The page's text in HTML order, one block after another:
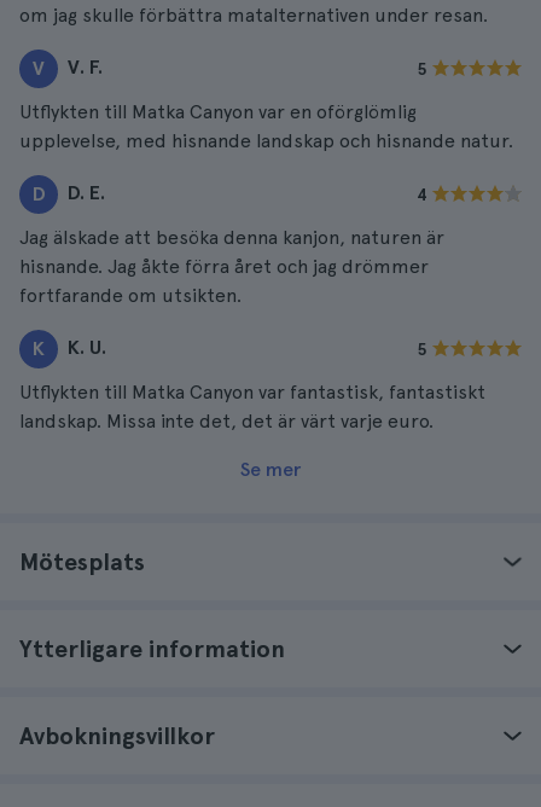
om jag skulle förbättra matalternativen under resan.
V V. F. 5
Utflykten till Matka Canyon var en oförglömlig
upplevelse, med hisnande landskap och hisnande natur.
D D. E. 4
Jag älskade att besöka denna kanjon, naturen är
hisnande. Jag åkte förra året och jag drömmer
fortfarande om utsikten.
K K. U. 5
Utflykten till Matka Canyon var fantastisk, fantastiskt
landskap. Missa inte det, det är värt varje euro.
Se mer
Mötesplats
Ytterligare information
Avbokningsvillkor